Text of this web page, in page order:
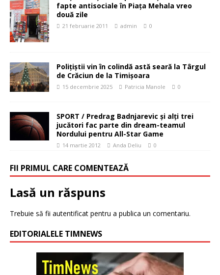
fapte antisociale în Piața Mehala vreo
două zile
21 februarie 2011 admin 0
Polițiștii vin în colindă astă seară la Târgul
de Crăciun de la Timișoara
15 decembrie 2025 Patricia Manole 0
SPORT / Predrag Badnjarevic şi alţi trei
jucători fac parte din dream-teamul
Nordului pentru All-Star Game
14 martie 2012 Anda Deliu 0
FII PRIMUL CARE COMENTEAZĂ
Lasă un răspuns
Trebuie să fii autentificat pentru a publica un comentariu.
EDITORIALELE TIMNEWS